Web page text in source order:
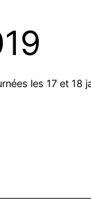
les 17 et 18